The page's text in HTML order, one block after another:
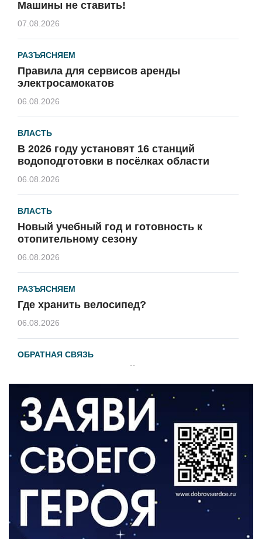
Машины не ставить!
07.08.2026
РАЗЪЯСНЯЕМ
Правила для сервисов аренды
электросамокатов
06.08.2026
ВЛАСТЬ
В 2026 году установят 16 станций
водоподготовки в посёлках области
06.08.2026
ВЛАСТЬ
Новый учебный год и готовность к
отопительному сезону
06.08.2026
РАЗЪЯСНЯЕМ
Где хранить велосипед?
06.08.2026
ОБРАТНАЯ СВЯЗЬ
ВЛАСТЬ
День памяти и «Симфония народов»
06.08.2026
Новый настил на экотропе
05.08.2026